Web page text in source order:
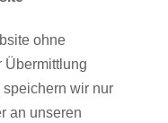
ohne
Übermittlung
wir nur
an unseren